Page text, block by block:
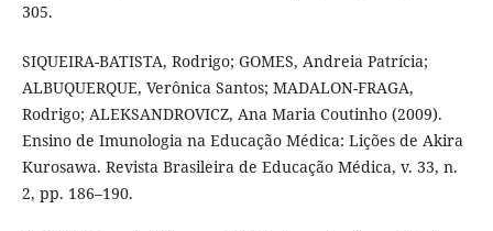
305.
SIQUEIRA-BATISTA, Rodrigo; GOMES, Andreia Patrícia;
ALBUQUERQUE, Verônica Santos; MADALON-FRAGA,
Rodrigo; ALEKSANDROVICZ, Ana Maria Coutinho (2009).
Ensino de Imunologia na Educação Médica: Lições de Akira
Kurosawa. Revista Brasileira de Educação Médica, v. 33, n.
2, pp. 186–190.